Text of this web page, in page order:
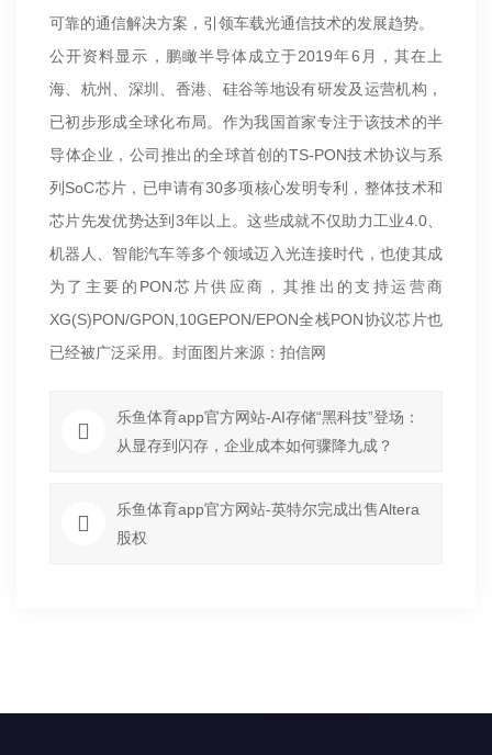
可靠的通信解决方案，引领车载光通信技术的发展趋势。
公开资料显示，鹏瞰半导体成立于2019年6月，其在上
海、杭州、深圳、香港、硅谷等地设有研发及运营机构，
已初步形成全球化布局。作为我国首家专注于该技术的半
导体企业，公司推出的全球首创的TS-PON技术协议与系
列SoC芯片，已申请有30多项核心发明专利，整体技术和
芯片先发优势达到3年以上。这些成就不仅助力工业4.0、
机器人、智能汽车等多个领域迈入光连接时代，也使其成
为了主要的PON芯片供应商，其推出的支持运营商
XG(S)PON/GPON,10GEPON/EPON全栈PON协议芯片也
已经被广泛采用。封面图片来源：拍信网
乐鱼体育app官方网站-AI存储“黑科技”登场：
从显存到闪存，企业成本如何骤降九成？
乐鱼体育app官方网站-英特尔完成出售Altera
股权